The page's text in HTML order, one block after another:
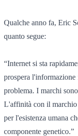
Qualche anno fa, Eric
quanto segue:
“Internet si sta
prospera
problema. I marchi
L'affinità con il marchio
per l'esistenza umana
componente genetico.”